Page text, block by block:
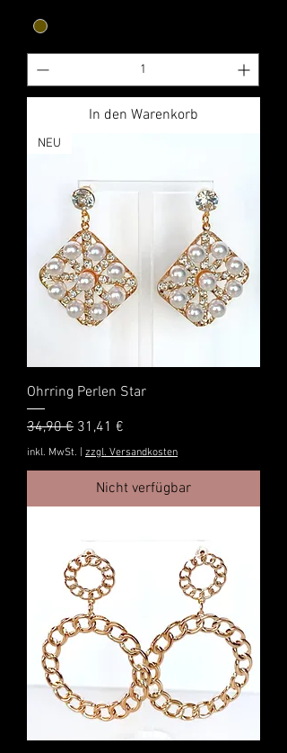
In den Warenkorb
NEU
Ohrring Perlen Star
Standardpreis
34,90 € Sale-Preis
31,41 €
inkl. MwSt. zzgl. Versandkosten
Nicht verfügbar